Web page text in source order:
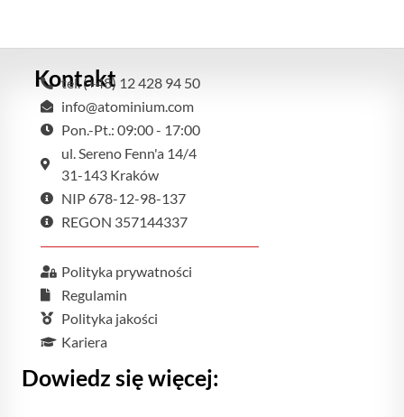
Kontakt
tel. (+48) 12 428 94 50
info@atominium.com
Pon.-Pt.: 09:00 - 17:00
ul. Sereno Fenn'a 14/4
31-143 Kraków
NIP 678-12-98-137
REGON 357144337
Polityka prywatności
Regulamin
Polityka jakości
Kariera
Dowiedz się więcej: